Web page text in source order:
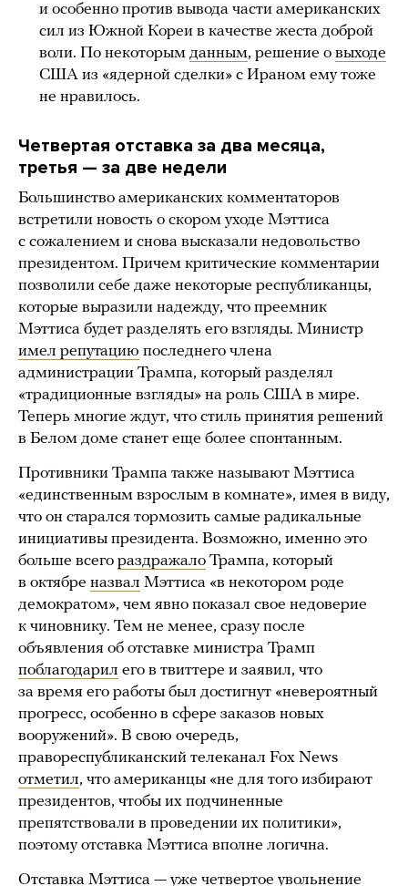
и особенно против вывода части американских
сил из Южной Кореи в качестве жеста доброй
воли. По некоторым данным, решение о выходе
США из «ядерной сделки» с Ираном ему тоже
не нравилось.
Четвертая отставка за два месяца,
третья — за две недели
Большинство американских комментаторов
встретили новость о скором уходе Мэттиса
с сожалением и снова высказали недовольство
президентом. Причем критические комментарии
позволили себе даже некоторые республиканцы,
которые выразили надежду, что преемник
Мэттиса будет разделять его взгляды. Министр
имел репутацию последнего члена
администрации Трампа, который разделял
«традиционные взгляды» на роль США в мире.
Теперь многие ждут, что стиль принятия решений
в Белом доме станет еще более спонтанным.
Противники Трампа также называют Мэттиса
«единственным взрослым в комнате», имея в виду,
что он старался тормозить самые радикальные
инициативы президента. Возможно, именно это
больше всего раздражало Трампа, который
в октябре назвал Мэттиса «в некотором роде
демократом», чем явно показал свое недоверие
к чиновнику. Тем не менее, сразу после
объявления об отставке министра Трамп
поблагодарил его в твиттере и заявил, что
за время его работы был достигнут «невероятный
прогресс, особенно в сфере заказов новых
вооружений». В свою очередь,
правореспубликанский телеканал Fox News
отметил, что американцы «не для того избирают
президентов, чтобы их подчиненные
препятствовали в проведении их политики»,
поэтому отставка Мэттиса вполне логична.
Отставка Мэттиса — уже четвертое увольнение